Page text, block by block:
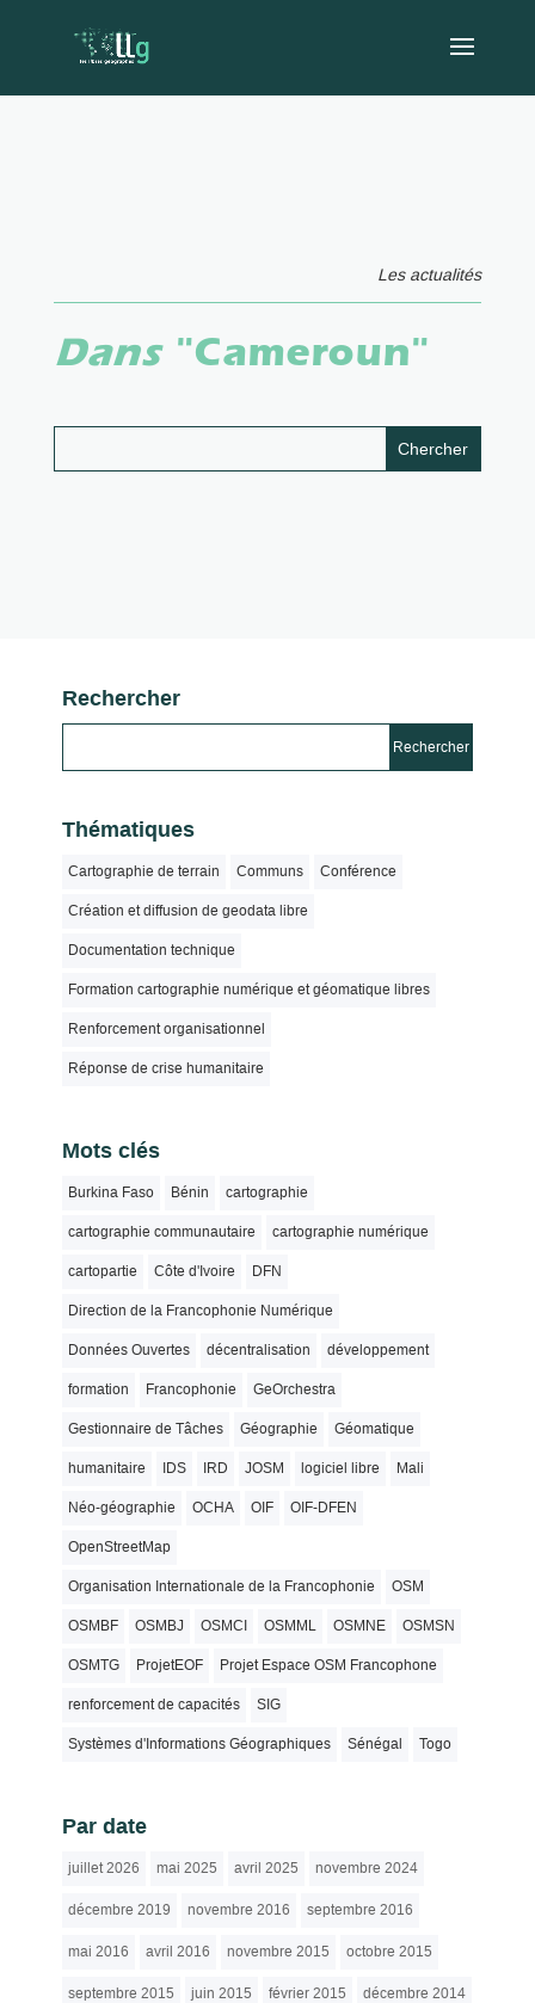
Les actualités
Dans"Cameroun"
Rechercher
Thématiques
Cartographie de terrain Communs Conférence
Création et diffusion de geodata libre
Documentation technique
Formation cartographie numérique et géomatique libres
Renforcement organisationnel
Réponse de crise humanitaire
Mots clés
Burkina Faso Bénin cartographie
cartographie communautaire cartographie numérique
cartopartie Côte d'Ivoire DFN
Direction de la Francophonie Numérique
Données Ouvertes décentralisation développement
formation Francophonie GeOrchestra
Gestionnaire de Tâches Géographie Géomatique
humanitaire IDS IRD JOSM logiciel libre Mali
Néo-géographie OCHA OIF OIF-DFEN
OpenStreetMap
Organisation Internationale de la Francophonie OSM
OSMBF OSMBJ OSMCI OSMML OSMNE OSMSN
OSMTG ProjetEOF Projet Espace OSM Francophone
renforcement de capacités SIG
Systèmes d'Informations Géographiques Sénégal Togo
Par date
juillet 2026 mai 2025 avril 2025 novembre 2024
décembre 2019 novembre 2016 septembre 2016
mai 2016 avril 2016 novembre 2015 octobre 2015
septembre 2015 juin 2015 février 2015 décembre 2014